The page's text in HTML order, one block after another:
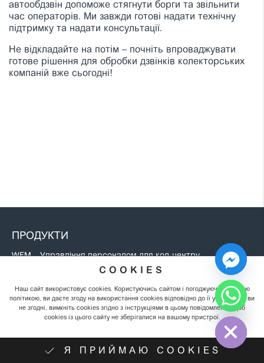
автообдзвін допоможе стягнути борги та звільнити
час операторів. Ми завжди готові надати технічну
підтримку та надати консультації.
Не відкладайте на потім – почніть впроваджувати
готове рішення для обробки дзвінків колекторських
компаній вже сьогодні!
ПРОДУКТИ
WFM – Управління персоналом для кол-центру
Онлайн-чат для сайту
Автообдзвін Окі-Токі для Бізнесу
Омніканальність
Corporate & Enterprise
Оцінка розмов
Інструменти IT відділу
COOKIES
Наш сайт використовує cookies. Користуючись сайтом і погоджуючись із цією
політикою, ви даєте згоду на використання cookies відповідно до її умов. Якщо ви
не згодні, вимкніть cookies згідно з інструкціями в цьому повідомленні, щоб
cookies із цього сайту не зберігалися на вашому пристрої.
Я ПРИЙМАЮ COOKIES
Hide chaty